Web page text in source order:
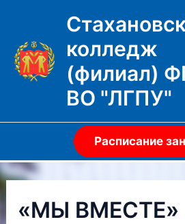
содержимомуколледж
(филиал)
ВО "ЛГПУ"
Расписание
«МЫ ВМЕСТЕ»